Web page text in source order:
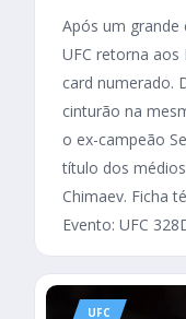
Após um grande
UFC retorna aos
card numerado.
cinturão na
o ex-campeão
título dos
Chimaev. Ficha
Evento: UFC
UFC